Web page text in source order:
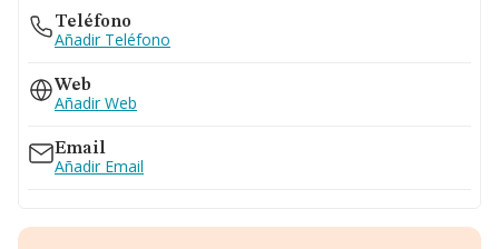
Teléfono
Añadir Teléfono
Web
Añadir Web
Email
Añadir Email